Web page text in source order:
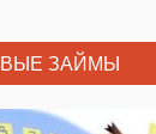
ЗАЙМЫ